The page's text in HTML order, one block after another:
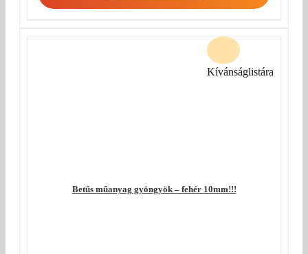
Betűs műanyag gyöngyök – fehér 10mm!!!
Kívánságlistára